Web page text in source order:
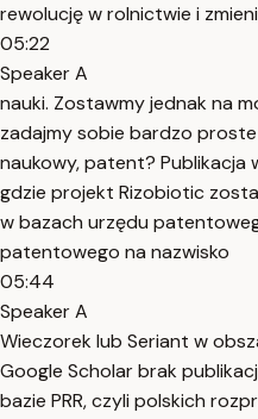
rewolucję w rolnictwie i
05:22
Speaker A
nauki. Zostawmy jednak na
zadajmy sobie bardzo
naukowy, patent? Publikacja
gdzie projekt Rizobiotic
w bazach urzędu
patentowego na nazwisko
05:44
Speaker A
Wieczorek lub Seriant w
Google Scholar brak
bazie PRR, czyli polskich